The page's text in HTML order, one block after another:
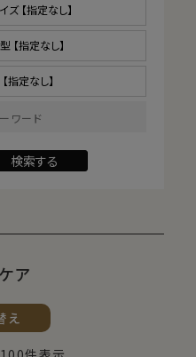
良さと、お手入れの
かし、しわになりにく
です。
ア
え